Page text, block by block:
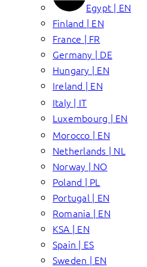
Egypt | EN
Finland | EN
France | FR
Germany | DE
Hungary | EN
Ireland | EN
Italy | IT
Luxembourg | EN
Morocco | EN
Netherlands | NL
Norway | NO
Poland | PL
Portugal | EN
Romania | EN
KSA | EN
Spain | ES
Sweden | EN